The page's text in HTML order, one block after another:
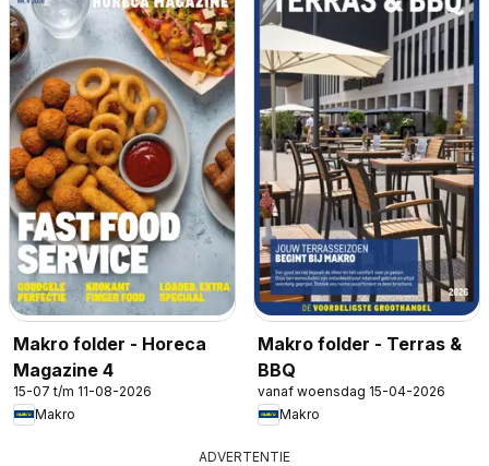
Makro folder - Horeca
Magazine 4
15-07 t/m 11-08-2026
Makro
Makro folder - Terras &
BBQ
vanaf woensdag 15-04-2026
Makro
ADVERTENTIE